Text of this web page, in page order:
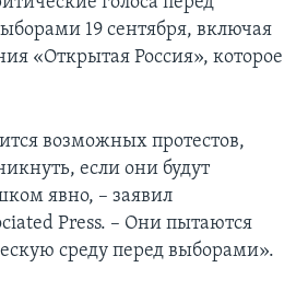
19 сентября, включая
«Открытая Россия», которое
возможных протестов,
если они будут
явно, – заявил
Press. – Они пытаются
среду перед выборами».